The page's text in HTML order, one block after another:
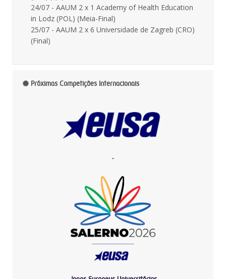
24/07 - AAUM 2 x 1 Academy of Health Education
in Lodz (POL) (Meia-Final)
25/07 - AAUM 2 x 6 Universidade de Zagreb (CRO)
(Final)
Próximas Competições Internacionais
-